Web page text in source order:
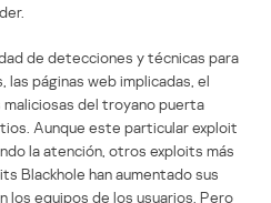
de detecciones y técnicas para
páginas web implicadas, el
del troyano puerta
Aunque este particular exploit
la atención, otros exploits más
Blackhole han aumentado sus
los equipos de los usuarios. Pero